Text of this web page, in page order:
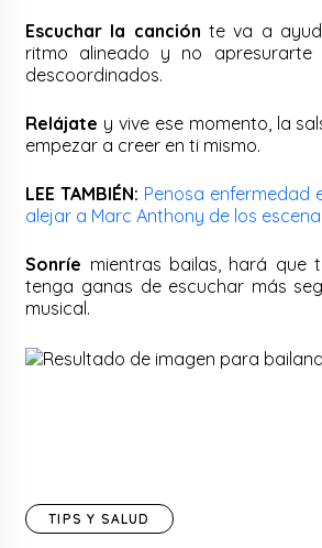
Escuchar la canción te va a
ritmo alineado y no apresurarte
descoordinados.
Relájate y vive ese momento, la
empezar a creer en ti mismo.
LEE TAMBIÉN: Penosa enfermedad
alejar a Marc Anthony de los
Sonríe mientras bailas, hará que
tenga ganas de escuchar más
musical.
TIPS Y SALUD